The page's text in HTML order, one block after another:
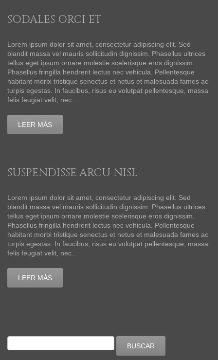
SODALES ORCI ET
Lorem ipsum dolor sit amet, consectetur adipiscing elit. Sed
blandit massa vel mauris sollicitudin dignissim. Phasellus ultrices
tellus eget ipsum ornare molestie scelerisque eros dignissim.
Phasellus fringilla hendrerit lectus nec vehicula. Pellentesque
habitant morbi tristique senectus et netus et malesuada fames ac
turpis egestas. In faucibus, risus eu volutpat pellentesque, massa
felis feugiat velit, nec…
LEER MÁS
SUSPENDISSE ARCU NISL
Lorem ipsum dolor sit amet, consectetur adipiscing elit. Sed
blandit massa vel mauris sollicitudin dignissim. Phasellus ultrices
tellus eget ipsum ornare molestie scelerisque eros dignissim.
Phasellus fringilla hendrerit lectus nec vehicula. Pellentesque
habitant morbi tristique senectus et netus et malesuada fames ac
turpis egestas. In faucibus, risus eu volutpat pellentesque, massa
felis feugiat velit, nec…
LEER MÁS